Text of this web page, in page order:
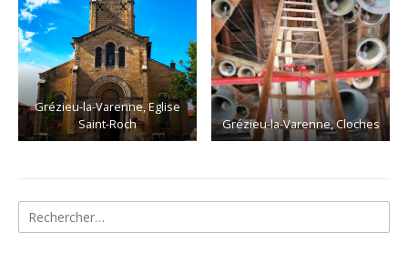
Grézieu-la-Varenne, Eglise
Saint-Roch
Grézieu-la-Varenne, Cloches
Rechercher :